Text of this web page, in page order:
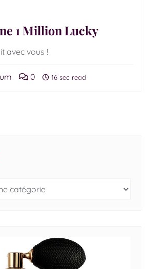
1 Million Lucky
avec vous !
0 16 sec read